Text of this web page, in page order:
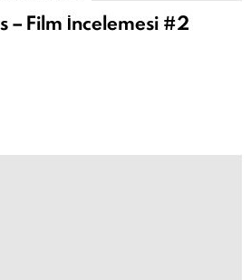
– Film İncelemesi #2